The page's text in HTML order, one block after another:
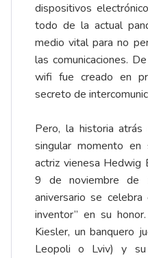
dispositivos
todo de la actual
medio vital para no
las comunicaciones.
wifi fue creado en
secreto de
Pero, la historia
singular momento
actriz vienesa Hedwig
9 de noviembre
aniversario se
inventor” en su
Kiesler, un banquero
Leopoli o Lviv) y su